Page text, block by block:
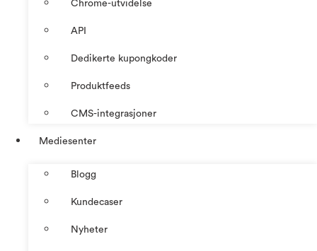
Chrome-utvidelse
API
Dedikerte kupongkoder
Produktfeeds
CMS-integrasjoner
Mediesenter
Blogg
Kundecaser
Nyheter